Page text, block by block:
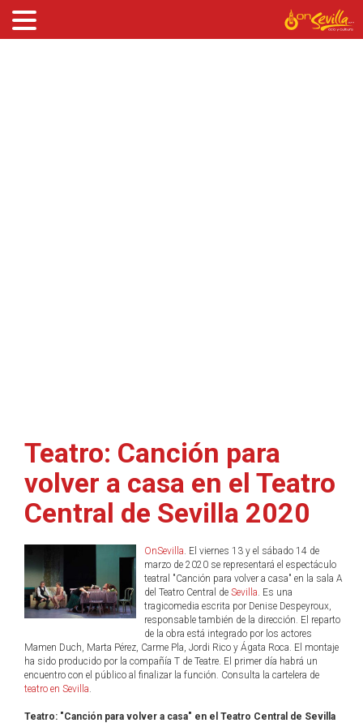
Teatro: Canción para
volver a casa en el Teatro
Central de Sevilla 2020
OnSevilla. El viernes 13 y el sábado 14 de
marzo de 2020 se representará el espectáculo
teatral "Canción para volver a casa" en la sala A
del Teatro Central de Sevilla. Es una
tragicomedia escrita por Denise Despeyroux,
responsable también de la dirección. El reparto
de la obra está integrado por los actores
Mamen Duch, Marta Pérez, Carme Pla, Jordi Rico y Ágata Roca. El montaje
ha sido producido por la compañía T de Teatre. El primer día habrá un
encuentro con el público al finalizar la función. Consulta la cartelera de
teatro en Sevilla.
Teatro: "Canción para volver a casa" en el Teatro Central de Sevilla